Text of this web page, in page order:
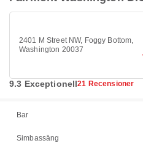
2401 M Street NW, Foggy Bottom,
Washington 20037
9.3 Exceptionell21 Recensioner
Bar
Simbassäng